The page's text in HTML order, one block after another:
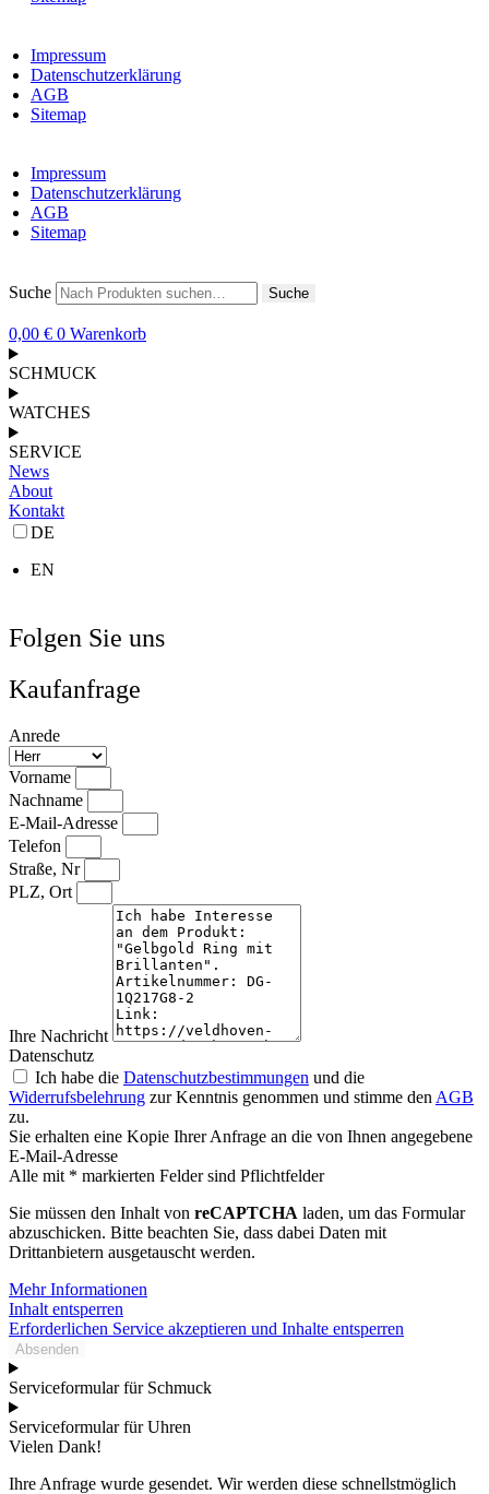
Impressum
Datenschutzerklärung
AGB
Sitemap
Impressum
Datenschutzerklärung
AGB
Sitemap
Suche Suche
0,00 € 0 Warenkorb
SCHMUCK
WATCHES
SERVICE
News
About
Kontakt
DE
EN
Folgen Sie uns
Kaufanfrage
Anrede
Vorname
Nachname
E-Mail-Adresse
Telefon
Straße, Nr
PLZ, Ort
Ihre Nachricht
Datenschutz
Ich habe die Datenschutzbestimmungen und die
Widerrufsbelehrung zur Kenntnis genommen und stimme den AGB
zu.
Sie erhalten eine Kopie Ihrer Anfrage an die von Ihnen angegebene
E-Mail-Adresse
Alle mit * markierten Felder sind Pflichtfelder
Sie müssen den Inhalt von reCAPTCHA laden, um das Formular
abzuschicken. Bitte beachten Sie, dass dabei Daten mit
Drittanbietern ausgetauscht werden.
Mehr Informationen
Inhalt entsperren
Erforderlichen Service akzeptieren und Inhalte entsperren
Absenden
Serviceformular für Schmuck
Serviceformular für Uhren
Vielen Dank!
Ihre Anfrage wurde gesendet. Wir werden diese schnellstmöglich